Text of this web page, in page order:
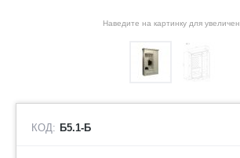
Наведите на картинку для
КОД: Б5.1-Б